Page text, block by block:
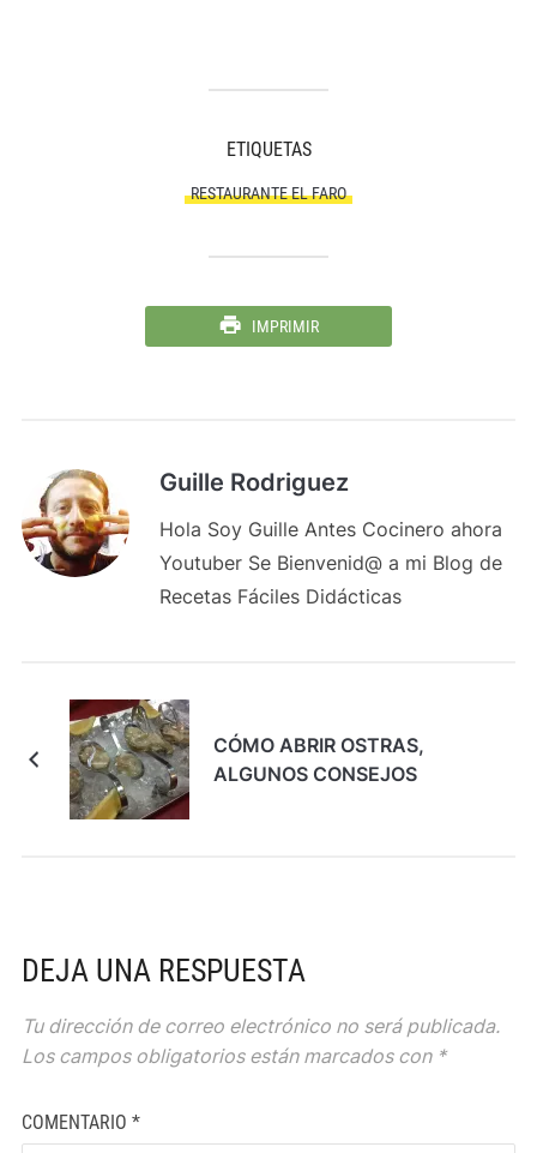
ETIQUETAS
RESTAURANTE EL FARO
IMPRIMIR
Guille Rodriguez
Hola Soy Guille Antes Cocinero ahora
Youtuber Se Bienvenid@ a mi Blog de
Recetas Fáciles Didácticas
CÓMO ABRIR OSTRAS,
ALGUNOS CONSEJOS
DEJA UNA RESPUESTA
Tu dirección de correo electrónico no será publicada.
Los campos obligatorios están marcados con *
COMENTARIO *